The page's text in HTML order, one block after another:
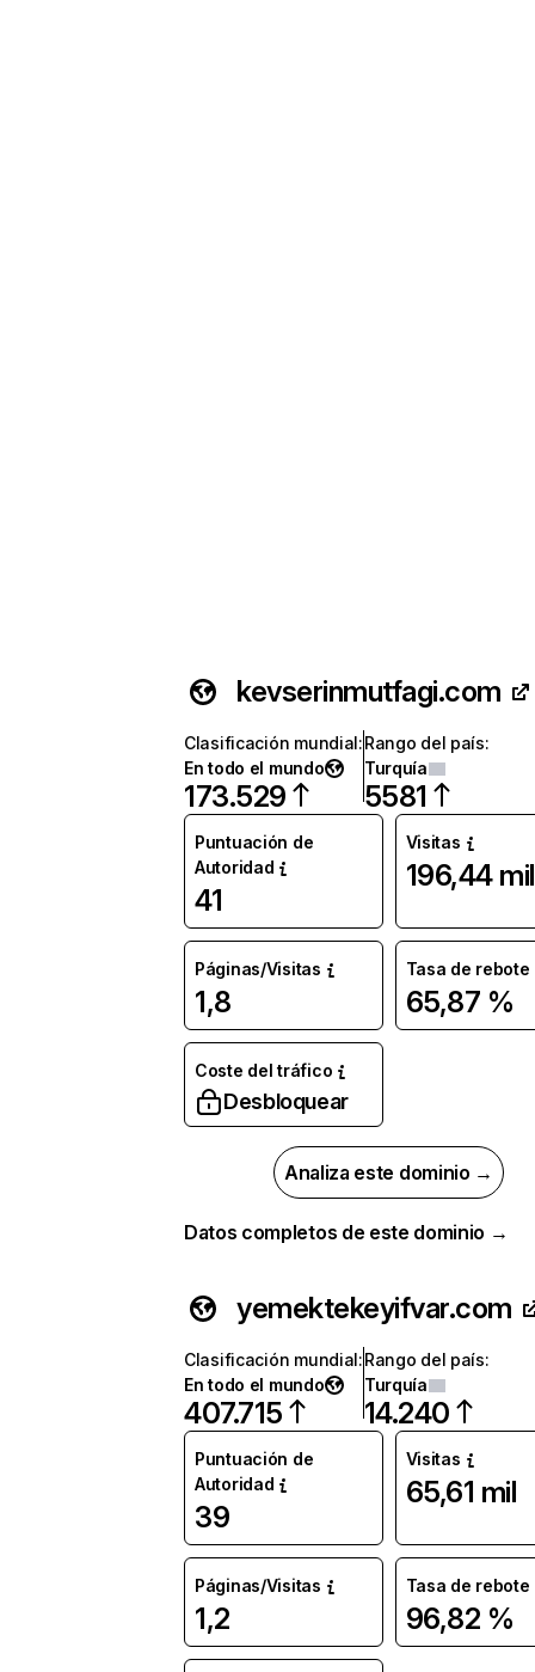
kevserinmutfagi.com
Clasificación mundial:
En todo el mundo
173.529
Rango del país:
Turquía
5581
Puntuación de
Autoridad
41
Visitas
196,44 mil
Páginas/Visitas
1,8
Tasa de rebote
65,87 %
Coste del tráfico
Desbloquear
Analiza este dominio →
Datos completos de este dominio →
yemektekeyifvar.com
Clasificación mundial:
En todo el mundo
407.715
Rango del país:
Turquía
14.240
Puntuación de
Autoridad
39
Visitas
65,61 mil
Páginas/Visitas
1,2
Tasa de rebote
96,82 %